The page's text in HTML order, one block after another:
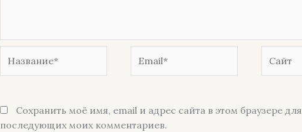
Сохранить моё имя, email и адрес сайта в этом браузере для
последующих моих комментариев.